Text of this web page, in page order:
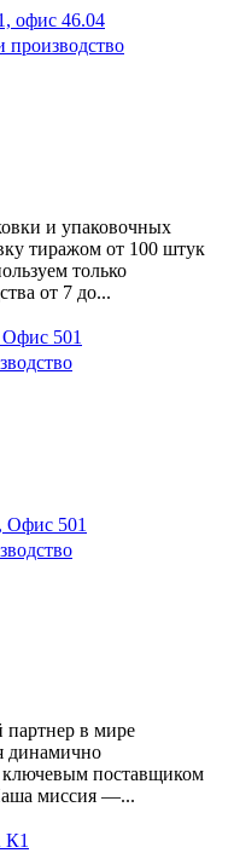
офис 46.04
и упаковочных
тиражом от 100 штук
только
от 7 до...
Офис 501
Офис 501
в мире
динамично
ключевым поставщиком
миссия —...
К1